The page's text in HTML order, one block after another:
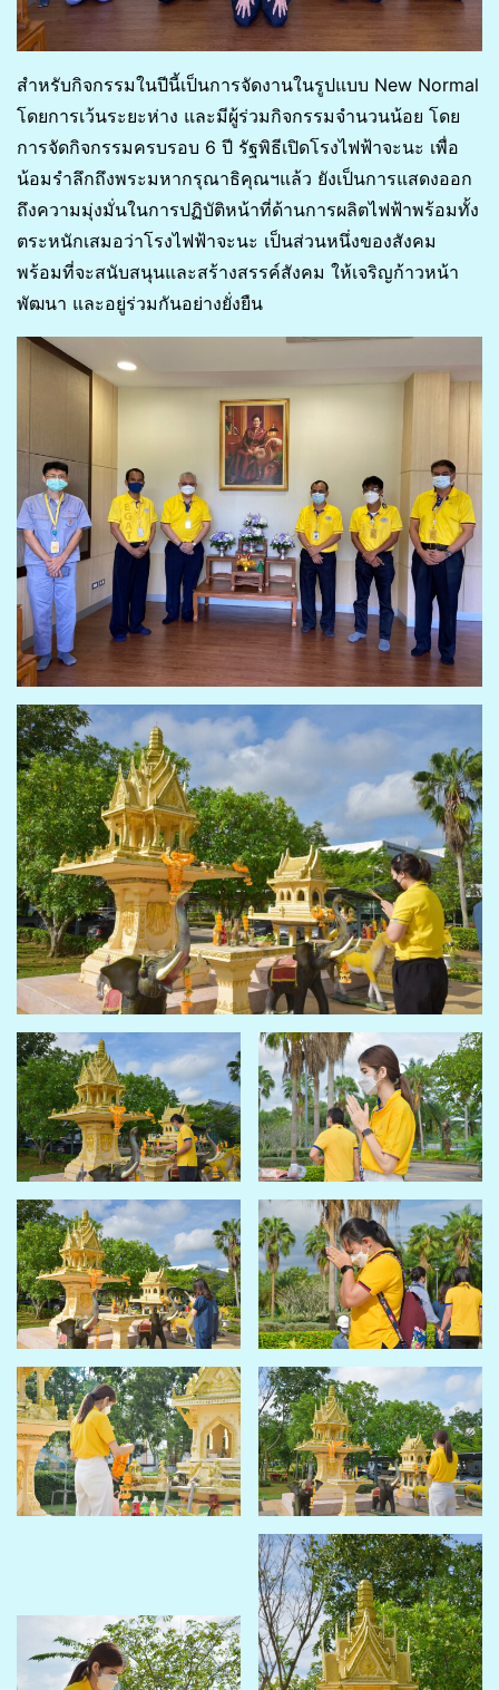
สำหรับกิจกรรมในปีนี้เป็นการจัดงานในรูปแบบ New Normal
โดยการเว้นระยะห่าง และมีผู้ร่วมกิจกรรมจำนวนน้อย โดย
การจัดกิจกรรมครบรอบ 6 ปี รัฐพิธีเปิดโรงไฟฟ้าจะนะ เพื่อ
น้อมรำลึกถึงพระมหากรุณาธิคุณฯแล้ว ยังเป็นการแสดงออก
ถึงความมุ่งมั่นในการปฏิบัติหน้าที่ด้านการผลิตไฟฟ้าพร้อมทั้ง
ตระหนักเสมอว่าโรงไฟฟ้าจะนะ เป็นส่วนหนึ่งของสังคม
พร้อมที่จะสนับสนุนและสร้างสรรค์สังคม ให้เจริญก้าวหน้า
พัฒนา และอยู่ร่วมกันอย่างยั่งยืน